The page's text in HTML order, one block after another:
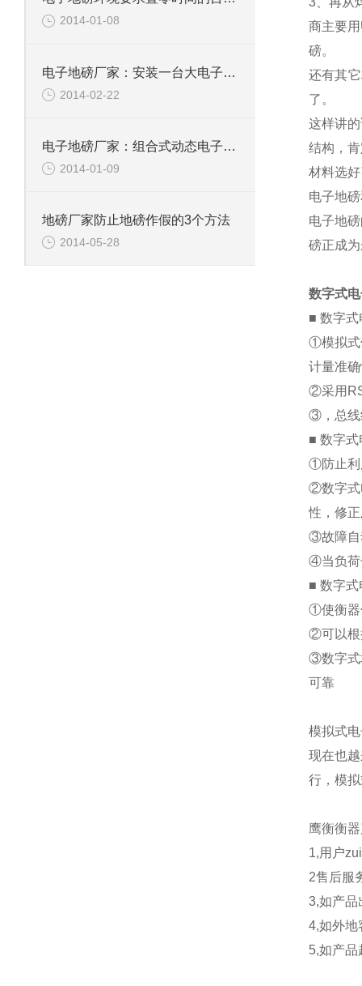
2014-01-08
电子地磅厂家：安装一台大电子地磅所需的费用及组成？
2014-02-22
电子地磅厂家：组合式动态电子地磅的承载器
2014-01-09
地磅厂家防止地磅作假的3个方法
2014-05-28
商主要
磅。
还有其
了。
这样讲
结构，
材料选
电子地
电子地
磅正成
数字式
■ 数字式
①模拟式
计量准
②采用
③，总线
■ 数字式
①防止利
②数字式
性，修
③故障自
④当负荷
■ 数字式
①使衡器
②可以根
③数字式
可靠
模拟式
现在也
行，模
鹰衡衡
1,用户
2售后服
3,如产品
4,如外地
5,如产品